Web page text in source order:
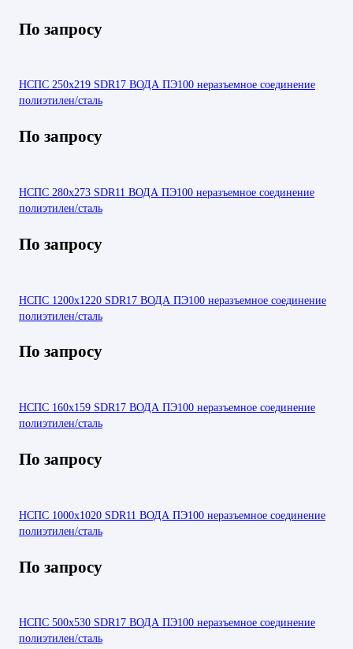
По запросу
НСПС 250х219 SDR17 ВОДА ПЭ100 неразъемное соединение
полиэтилен/сталь
По запросу
НСПС 280х273 SDR11 ВОДА ПЭ100 неразъемное соединение
полиэтилен/сталь
По запросу
НСПС 1200х1220 SDR17 ВОДА ПЭ100 неразъемное соединение
полиэтилен/сталь
По запросу
НСПС 160х159 SDR17 ВОДА ПЭ100 неразъемное соединение
полиэтилен/сталь
По запросу
НСПС 1000х1020 SDR11 ВОДА ПЭ100 неразъемное соединение
полиэтилен/сталь
По запросу
НСПС 500х530 SDR17 ВОДА ПЭ100 неразъемное соединение
полиэтилен/сталь